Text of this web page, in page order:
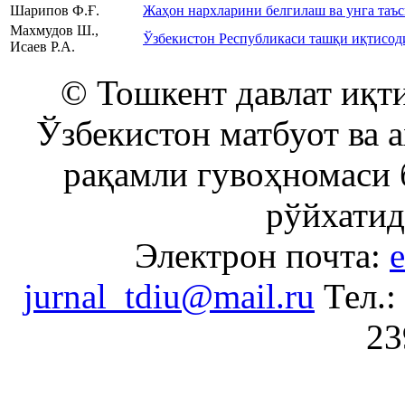
Шарипов Ф.Ғ.
Жaҳон нapxлapини бeлгилaш ва унгa
Махмудов Ш.,
Исаев Р.А.
Ўзбекистон Республикаси ташқи
© Тошкент давлат
Ўзбекистон матбуот ва
рақамли
Электрон почта:
jurnal_tdiu@mail.ru